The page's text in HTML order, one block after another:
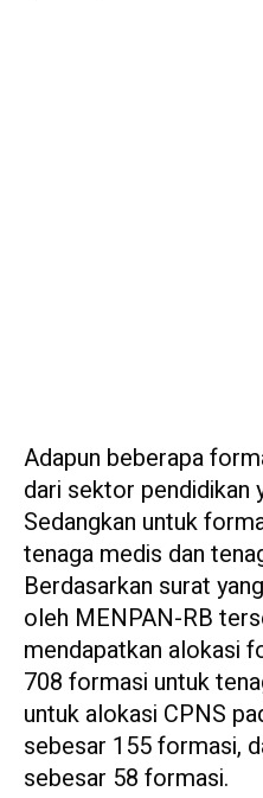
Adapun beberapa
dari sektor pendidikan
Sedangkan untuk
tenaga medis dan
Berdasarkan surat
oleh MENPAN-RB
mendapatkan alokasi
708 formasi untuk
untuk alokasi CPNS
sebesar 155 formasi,
sebesar 58 formasi.